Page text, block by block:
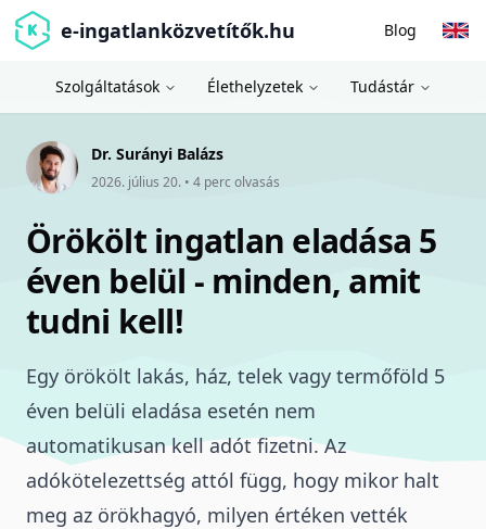
e-ingatlanközvetítők.hu Blog
Szolgáltatások Élethelyzetek Tudástár
Dr. Surányi Balázs
2026. július 20. • 4 perc olvasás
Örökölt ingatlan eladása 5
éven belül - minden, amit
tudni kell!
Egy örökölt lakás, ház, telek vagy termőföld 5
éven belüli eladása esetén nem
automatikusan kell adót fizetni. Az
adókötelezettség attól függ, hogy mikor halt
meg az örökhagyó, milyen értéken vették